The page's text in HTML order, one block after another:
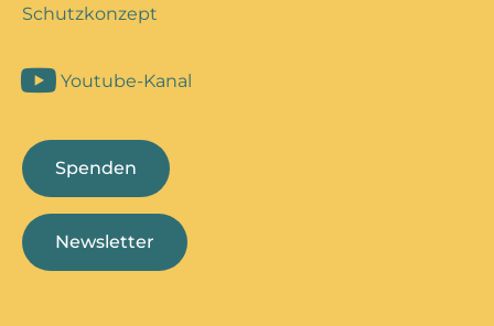
Schutzkonzept
Youtube-Kanal
Spenden
Newsletter